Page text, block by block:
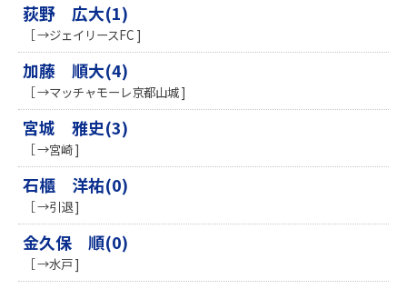
荻野 広大(1)
［ →ジェイリースFC ]
加藤 順大(4)
［ →マッチャモーレ京都山城 ]
宮城 雅史(3)
［ →宮崎 ]
石櫃 洋祐(0)
［ →引退 ]
金久保 順(0)
［ →水戸 ]